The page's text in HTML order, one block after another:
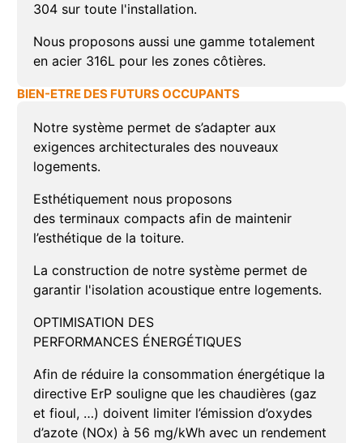
304 sur toute l'installation.
Nous proposons aussi une gamme totalement
en acier 316L pour les zones côtières.
BIEN-ETRE DES FUTURS OCCUPANTS
Notre système permet de s’adapter aux
exigences architecturales des nouveaux
logements.
Esthétiquement nous proposons
des terminaux compacts afin de maintenir
l’esthétique de la toiture.
La construction de notre système permet de
garantir l'isolation acoustique entre logements.
OPTIMISATION DES
PERFORMANCES ÉNERGÉTIQUES
Afin de réduire la consommation énergétique la
directive ErP souligne que les chaudières (gaz
et fioul, …) doivent limiter l’émission d’oxydes
d’azote (NOx) à 56 mg/kWh avec un rendement